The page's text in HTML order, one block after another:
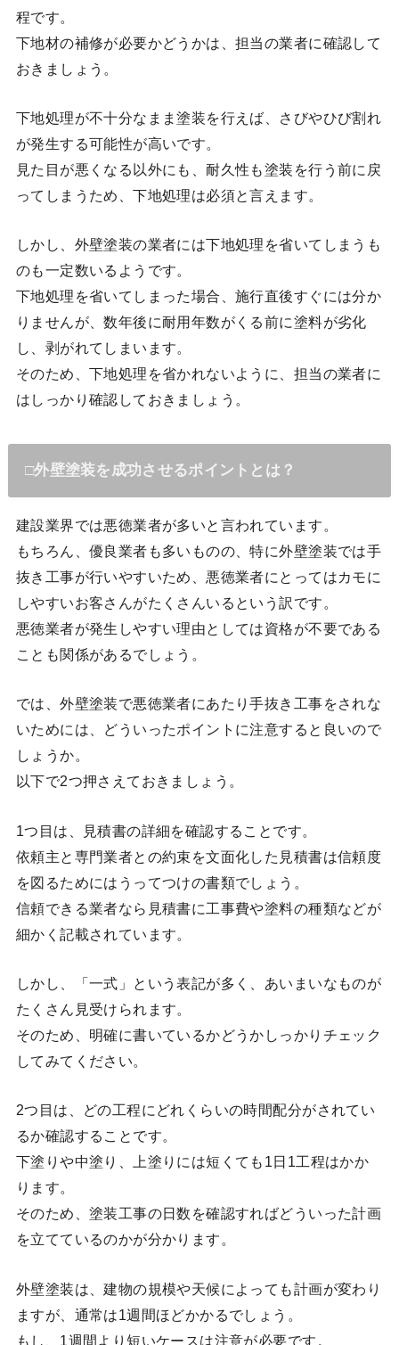
程です。
下地材の補修が必要かどうかは、担当の業者に確認して
おきましょう。
下地処理が不十分なまま塗装を行えば、さびやひび割れ
が発生する可能性が高いです。
見た目が悪くなる以外にも、耐久性も塗装を行う前に戻
ってしまうため、下地処理は必須と言えます。
しかし、外壁塗装の業者には下地処理を省いてしまうも
のも一定数いるようです。
下地処理を省いてしまった場合、施行直後すぐには分か
りませんが、数年後に耐用年数がくる前に塗料が劣化
し、剥がれてしまいます。
そのため、下地処理を省かれないように、担当の業者に
はしっかり確認しておきましょう。
□外壁塗装を成功させるポイントとは？
建設業界では悪徳業者が多いと言われています。
もちろん、優良業者も多いものの、特に外壁塗装では手
抜き工事が行いやすいため、悪徳業者にとってはカモに
しやすいお客さんがたくさんいるという訳です。
悪徳業者が発生しやすい理由としては資格が不要である
ことも関係があるでしょう。
では、外壁塗装で悪徳業者にあたり手抜き工事をされな
いためには、どういったポイントに注意すると良いので
しょうか。
以下で2つ押さえておきましょう。
1つ目は、見積書の詳細を確認することです。
依頼主と専門業者との約束を文面化した見積書は信頼度
を図るためにはうってつけの書類でしょう。
信頼できる業者なら見積書に工事費や塗料の種類などが
細かく記載されています。
しかし、「一式」という表記が多く、あいまいなものが
たくさん見受けられます。
そのため、明確に書いているかどうかしっかりチェック
してみてください。
2つ目は、どの工程にどれくらいの時間配分がされてい
るか確認することです。
下塗りや中塗り、上塗りには短くても1日1工程はかか
ります。
そのため、塗装工事の日数を確認すればどういった計画
を立てているのかが分かります。
外壁塗装は、建物の規模や天候によっても計画が変わり
ますが、通常は1週間ほどかかるでしょう。
もし、1週間より短いケースは注意が必要です。